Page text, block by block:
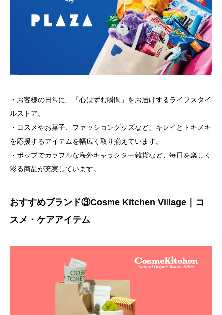
・お客様の日常に、「心はずむ瞬間」をお届けするライフスタイ
ルストア。
・コスメやお菓子、ファッショングッズなど、キレイとトキメキ
を応援するアイテムを幅広く取り揃えています。
・ポップでカラフルな海外キャラクター雑貨など、毎日を楽しく
彩る商品が充実しています。
おすすめブランド③Cosme Kitchen Village｜コ
スメ・ケアアイテム